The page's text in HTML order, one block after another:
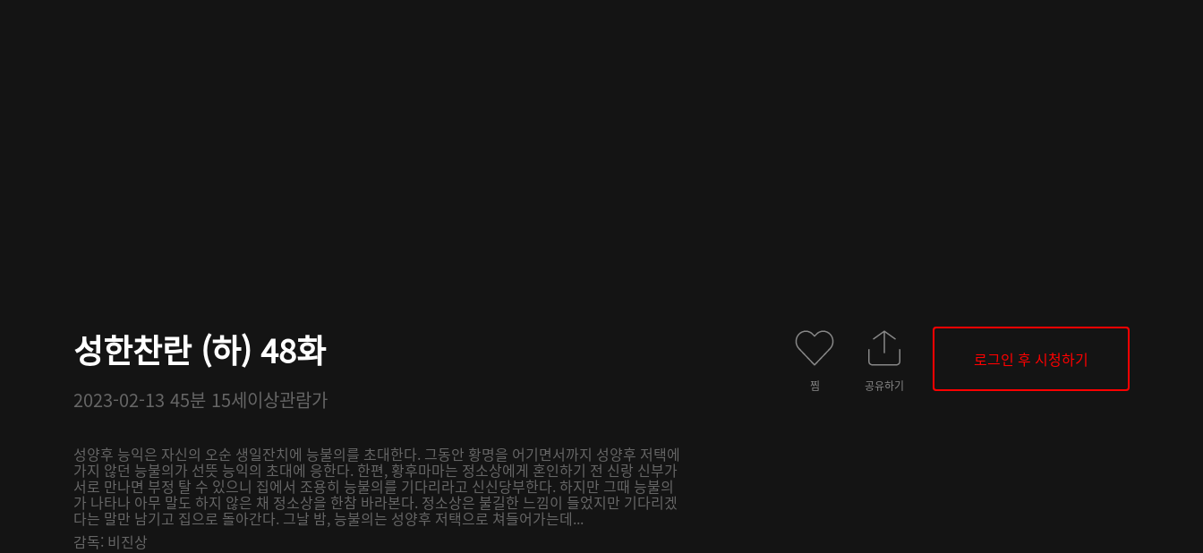
성한찬란 (하) 48화
2023-02-13 45분 15세이상관람가
성양후 능익은 자신의 오순 생일잔치에 능불의를 초대한다. 그동안 황명을 어기면서까지 성양후 저택에
가지 않던 능불의가 선뜻 능익의 초대에 응한다. 한편, 황후마마는 정소상에게 혼인하기 전 신랑 신부가
서로 만나면 부정 탈 수 있으니 집에서 조용히 능불의를 기다리라고 신신당부한다. 하지만 그때 능불의
가 나타나 아무 말도 하지 않은 채 정소상을 한참 바라본다. 정소상은 불길한 느낌이 들었지만 기다리겠
다는 말만 남기고 집으로 돌아간다. 그날 밤, 능불의는 성양후 저택으로 쳐들어가는데...
감독: 비진상
찜 공유하기
로그인 후 시청하기